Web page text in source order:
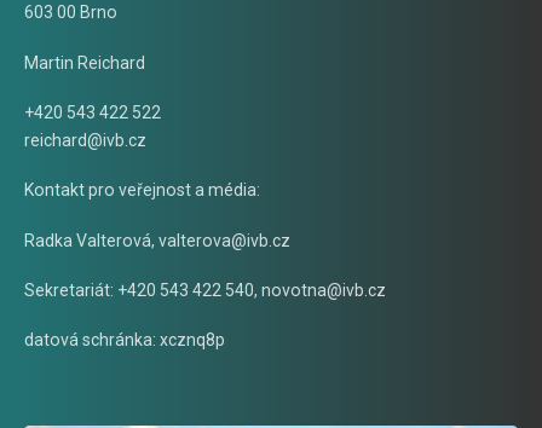
603 00 Brno
Martin Reichard
+420 543 422 522
reichard@ivb.cz
Kontakt pro veřejnost a média:
Radka Valterová, valterova@ivb.cz
Sekretariát: +420 543 422 540, novotna@ivb.cz
datová schránka: xcznq8p